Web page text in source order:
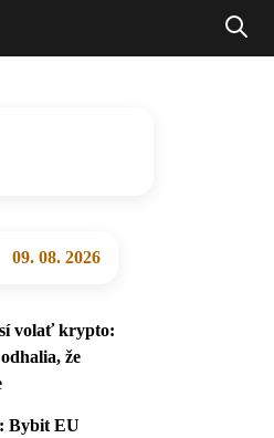
09. 08. 2026
volať krypto:
že
Bybit EU